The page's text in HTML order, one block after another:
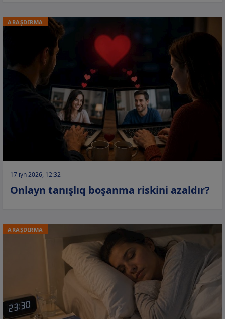
ARAŞDIRMA
17 iyn 2026, 12:32
Onlayn tanışlıq boşanma riskini azaldır?
ARAŞDIRMA